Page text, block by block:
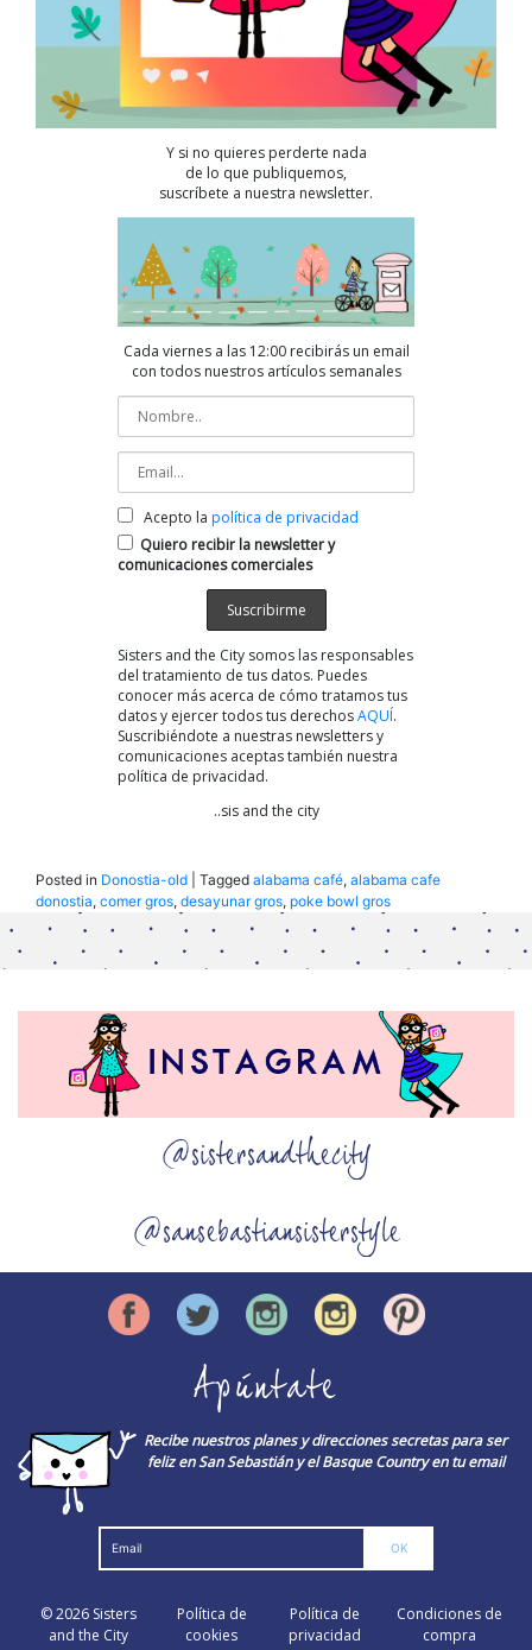
Y si no quieres perderte nada
de lo que publiquemos,
suscríbete a nuestra newsletter.
Cada viernes a las 12:00 recibirás un email
con todos nuestros artículos semanales
Acepto la política de privacidad
Quiero recibir la newsletter y
comunicaciones comerciales
Sisters and the City somos las responsables
del tratamiento de tus datos. Puedes
conocer más acerca de cómo tratamos tus
datos y ejercer todos tus derechosAQUÍ.
Suscribiéndote a nuestras newsletters y
comunicaciones aceptas también nuestra
política de privacidad.
..sis and the city
Posted in Donostia-old Tagged alabama café, alabama cafe
donostia, comer gros, desayunar gros, poke bowl gros
@sistersandthecity
@sansebastiansisterstyle
Apúntate
Recibe nuestros planes y direcciones secretas para ser
feliz en San Sebastián y el Basque Country en tu email
© 2026 Sisters
and the City
Política de
cookies
Política de
privacidad
Condiciones de
compra